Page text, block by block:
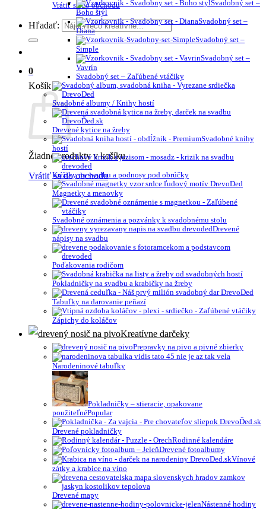
Vrátiť sa do obchodu
Hľadať:
0
Košík
Žiadne produkty v košíku.
Vrátiť sa do obchodu
Svadobný set –
Boho štýl
Svadobný set –
Diana
Svadobný set –
Simple
Svadobný set –
Vavrín
Svadobný set – Zaľúbené vtáčiky
Svadobné albumy / Knihy hostí
Drevené kytice na žreby
Svadobné knihy
hostí
Krížiky na svadbu a podnosy pod obrúčky
Magnetky a menovky
Svadobné oznámenia a pozvánky k svadobnému stolu
Drevené
nápisy na svadbu
Poďakovania rodičom
Pokladničky na svadbu a krabičky na žreby
Tabuľky na darovanie peňazí
Zápichy do koláčov
Kreatívne darčeky
Prepravky na pivo a pivné zbierky
Narodeninové tabuľky
Pokladničky – stieracie, opakovane
použiteľné
Drevené pokladničky
Rodinné kalendáre
Drevené fotoalbumy
Vínové
zátky a krabice na víno
Drevené mapy
Nástenné hodiny